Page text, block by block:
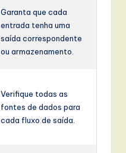
Garanta que cada
entrada tenha uma
saída correspondente
ou armazenamento.
Verifique todas as
fontes de dados para
cada fluxo de saída.